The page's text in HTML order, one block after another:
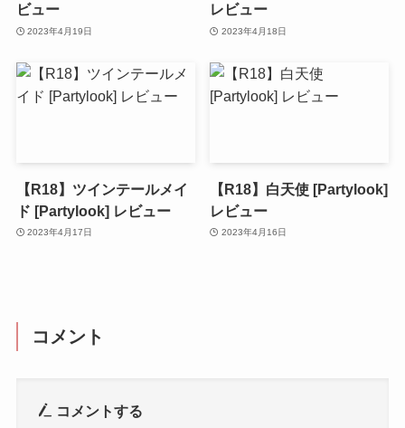
ビュー
2023年4月19日
レビュー
2023年4月18日
【R18】ツインテールメイ
ド [Partylook] レビュー
2023年4月17日
【R18】白天使 [Partylook]
レビュー
2023年4月16日
コメント
コメントする